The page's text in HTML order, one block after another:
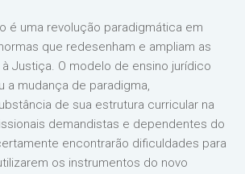
é uma revolução paradigmática em
que redesenham e ampliam as
Justiça. O modelo de ensino jurídico
a mudança de paradigma,
de sua estrutura curricular na
demandistas e dependentes do
encontrarão dificuldades para
os instrumentos do novo